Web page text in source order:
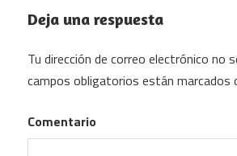
de
entradas
Deja una respuesta
Tu dirección de correo electrónico no
campos obligatorios están marcados
Comentario